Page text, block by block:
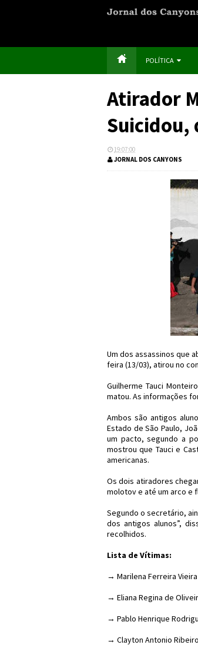
POLÍTICA
Atirador
Suicidou,
19:07:00
JORNAL DOS CANYONS
Um dos assassinos que
feira (13/03), atirou no
Guilherme Tauci
matou. As informações
Ambos são antigos
Estado de São Paulo,
um pacto, segundo a
mostrou que Tauci e
americanas.
Os dois atiradores
molotov e até um arco e
Segundo o secretário,
dos antigos alunos”,
recolhidos.
Lista de Vítimas:
→ Marilena Ferreira
→ Eliana Regina de
→ Pablo Henrique
→ Clayton Antonio